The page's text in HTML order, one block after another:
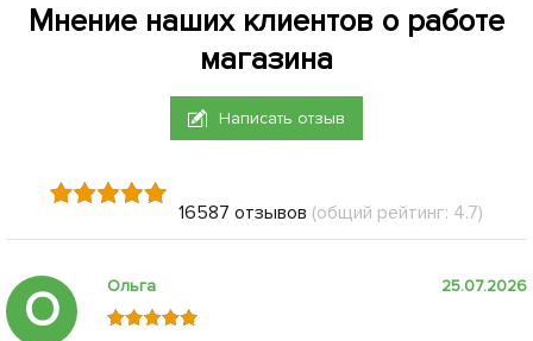
Мнение наших клиентов о работе
магазина
Написать отзыв
16587 отзывов (общий рейтинг: 4.7)
О Ольга 25.07.2026